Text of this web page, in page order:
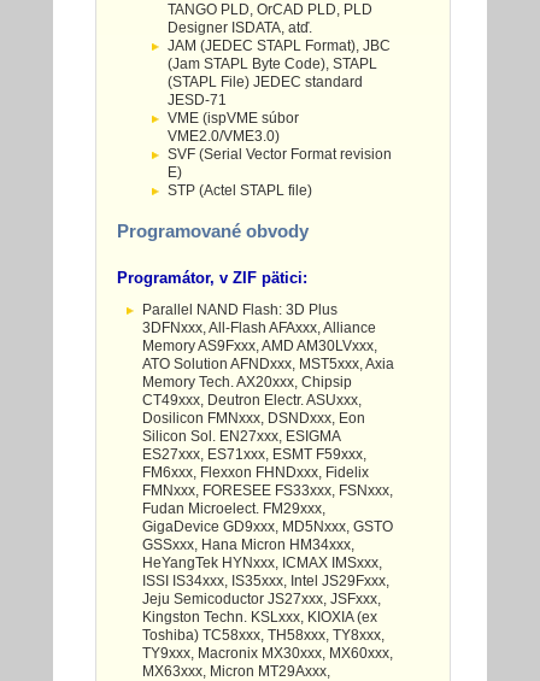
TANGO PLD, OrCAD PLD, PLD
Designer ISDATA, atď.
JAM (JEDEC STAPL Format), JBC
(Jam STAPL Byte Code), STAPL
(STAPL File) JEDEC standard
JESD-71
VME (ispVME súbor
VME2.0/VME3.0)
SVF (Serial Vector Format revision
E)
STP (Actel STAPL file)
Programované obvody
Programátor, v ZIF pätici:
Parallel NAND Flash: 3D Plus
3DFNxxx, All-Flash AFAxxx, Alliance
Memory AS9Fxxx, AMD AM30LVxxx,
ATO Solution AFNDxxx, MST5xxx, Axia
Memory Tech. AX20xxx, Chipsip
CT49xxx, Deutron Electr. ASUxxx,
Dosilicon FMNxxx, DSNDxxx, Eon
Silicon Sol. EN27xxx, ESIGMA
ES27xxx, ES71xxx, ESMT F59xxx,
FM6xxx, Flexxon FHNDxxx, Fidelix
FMNxxx, FORESEE FS33xxx, FSNxxx,
Fudan Microelect. FM29xxx,
GigaDevice GD9xxx, MD5Nxxx, GSTO
GSSxxx, Hana Micron HM34xxx,
HeYangTek HYNxxx, ICMAX IMSxxx,
ISSI IS34xxx, IS35xxx, Intel JS29Fxxx,
Jeju Semicoductor JS27xxx, JSFxxx,
Kingston Techn. KSLxxx, KIOXIA (ex
Toshiba) TC58xxx, TH58xxx, TY8xxx,
TY9xxx, Macronix MX30xxx, MX60xxx,
MX63xxx, Micron MT29Axxx,